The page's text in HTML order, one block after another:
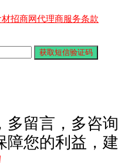
招商网代理商服务条款
多留言，多咨询
障您的利益，建